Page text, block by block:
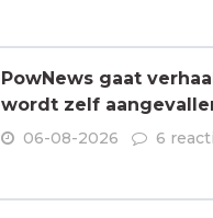
PowNews gaat
wordt zelf
06-08-2026 6